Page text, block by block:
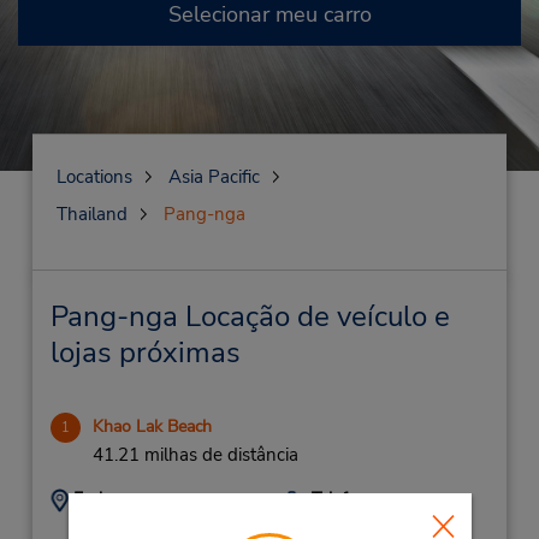
Selecionar meu carro
Locations
Asia Pacific
Thailand
Pang-nga
Pang-nga Locação de veículo e
lojas próximas
1 Khao Lak Beach
41.21 milhas de distância
Endereço:
Telefone:
(66) 07 641 0274